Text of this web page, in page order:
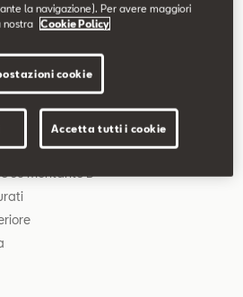
di serie
su montante B
la navigazione). Per avere maggiori
nostra
Cookie Policy
cookie
Accetta tutti i cookie